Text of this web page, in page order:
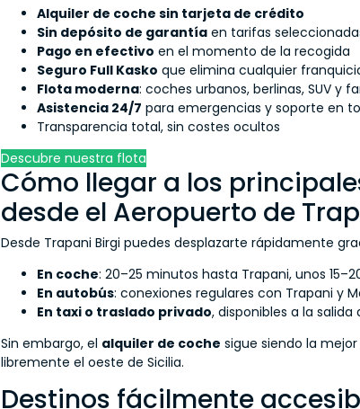
Alquiler de coche sin tarjeta de crédito
Sin depósito de garantía en tarifas
Pago en efectivo en el momento de la recogida
Seguro Full Kasko que elimina cualquier
Flota moderna: coches urbanos, berlinas, SUV y
Asistencia 24/7 para emergencias y soporte en
Transparencia total, sin costes ocultos
Descubre nuestra flota
Cómo llegar a los
desde el Aeropuerto de
Desde Trapani Birgi puedes desplazarte rápidamente
En coche: 20–25 minutos hasta Trapani, unos
En autobús: conexiones regulares con Trapani y
En taxi o traslado privado, disponibles a la
Sin embargo, el alquiler de coche sigue siendo la
libremente el oeste de Sicilia.
Destinos fácilmente